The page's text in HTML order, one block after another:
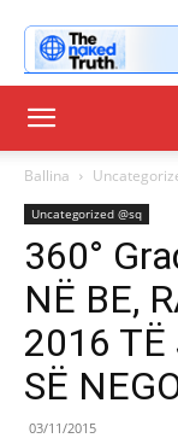
Ballina
Uncategorized @sq
360°
NË BE,
2016 TË
SË
03/11/2015